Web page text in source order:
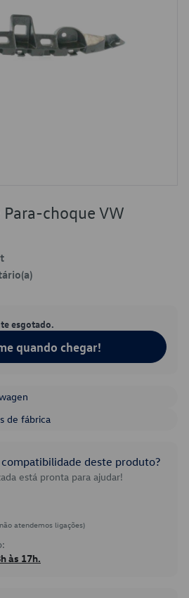
choque VW
esgotado.
quando chegar!
de fábrica
deste produto?
está pronta para ajudar!
atendemos ligações)
às 17h.